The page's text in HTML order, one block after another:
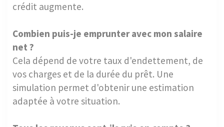
crédit augmente.
Combien puis-je emprunter avec mon salaire
net ?
Cela dépend de votre taux d'endettement, de
vos charges et de la durée du prêt. Une
simulation permet d'obtenir une estimation
adaptée à votre situation.